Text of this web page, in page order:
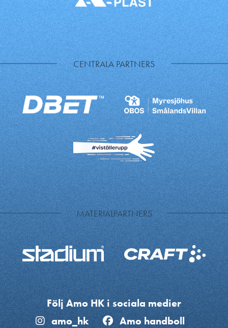
CENTRALA PARTNERS
MATERIALPARTNERS
Följ Amo HK i sociala medier
amo_hk
Amo handboll